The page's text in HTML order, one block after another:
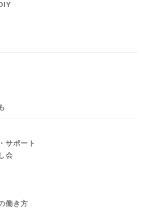
サポート
会
働き方